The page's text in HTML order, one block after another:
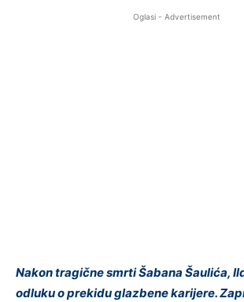
Oglasi - Advertisement
Nakon tragične smrti Šabana Šaulića,
odluku o prekidu glazbene karijere.